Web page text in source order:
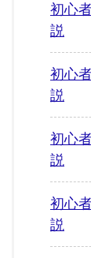
初心
説
初心
説
初心
説
初心
説